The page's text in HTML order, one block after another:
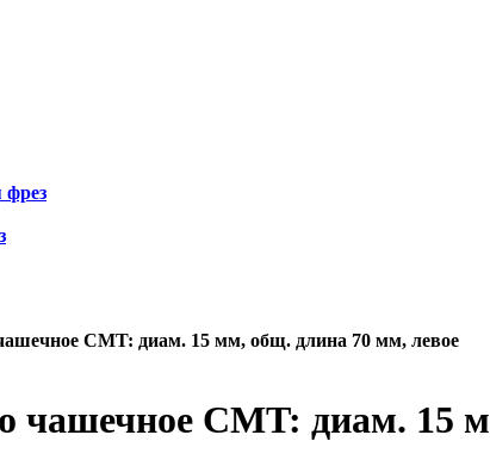
CMT: диам. 15 мм, общ. длина 70 мм, левое
чашечное CMT: диам. 15